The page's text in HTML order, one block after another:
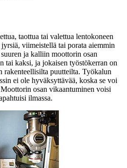
taottua tai valettua lentokoneen
viimeistellä tai porata aiemmin
ja kalliin moottorin osan
tai kaksi, ja jokaisen työstökerran on
rakenteellisilta puutteilta. Työkalun
ei ole hyväksyttävää, koska se voi
osan vikaantuminen voisi
ilmassa.